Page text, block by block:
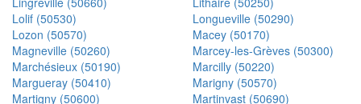
Lolif (50530)
Longueville (50290)
Lozon (50570)
Macey (50170)
Magneville (50260)
Marcey-les-Grèves (50300)
Marchésieux (50190)
Marcilly (50220)
Margueray (50410)
Marigny (50570)
Martigny (50600)
Martinvast (50690)